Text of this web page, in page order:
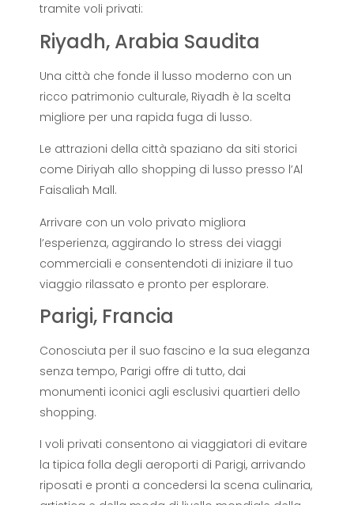
tramite voli privati:
Riyadh, Arabia Saudita
Una città che fonde il lusso moderno con un
ricco patrimonio culturale, Riyadh è la scelta
migliore per una rapida fuga di lusso.
Le attrazioni della città spaziano da siti storici
come Diriyah allo shopping di lusso presso l’Al
Faisaliah Mall.
Arrivare con un volo privato migliora
l’esperienza, aggirando lo stress dei viaggi
commerciali e consentendoti di iniziare il tuo
viaggio rilassato e pronto per esplorare.
Parigi, Francia
Conosciuta per il suo fascino e la sua eleganza
senza tempo, Parigi offre di tutto, dai
monumenti iconici agli esclusivi quartieri dello
shopping.
I voli privati ​​consentono ai viaggiatori di evitare
la tipica folla degli aeroporti di Parigi, arrivando
riposati e pronti a concedersi la scena culinaria,